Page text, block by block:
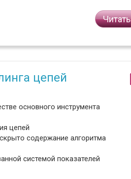
Читать
цепей
основного инструмента
цепей
содержание алгоритма
системой показателей